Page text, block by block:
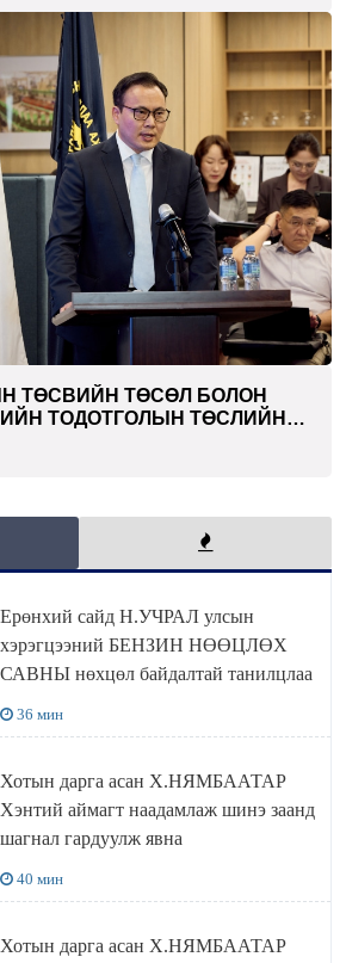
ТӨСВИЙН ТӨСӨЛ БОЛОН
ТОДОТГОЛЫН ТӨСЛИЙН
БОЛЛОО
Ерөнхий сайд Н.УЧРАЛ улсын
хэрэгцээний БЕНЗИН НӨӨЦЛӨХ
САВНЫ нөхцөл байдалтай танилцлаа
36 мин
Хотын дарга асан Х.НЯМБААТАР
Хэнтий аймагт наадамлаж шинэ заанд
шагнал гардуулж явна
40 мин
Хотын дарга асан Х.НЯМБААТАР